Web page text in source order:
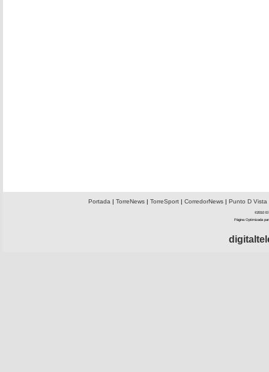
Portada | TorreNews| TorreSport| CorredorNews| Punto D Vista
©2010 El
Página Optimizada